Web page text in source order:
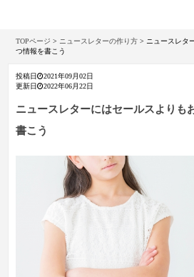
TOPページ > ニュースレターの作り方 > ニュースレタ
つ情報を書こう
投稿日
2021年09月02日
更新日
2022年06月22日
ニュースレターにはセールスよりも
書こう